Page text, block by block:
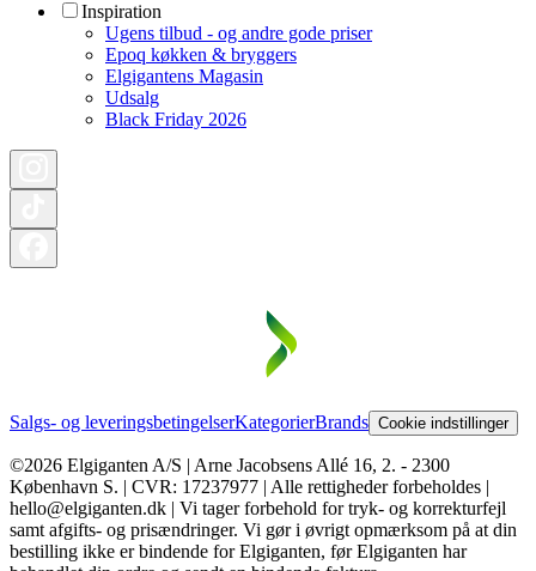
Inspiration
Ugens tilbud - og andre gode priser
Epoq køkken & bryggers
Elgigantens Magasin
Udsalg
Black Friday 2026
Salgs- og leveringsbetingelserKategorierBrands Cookie indstillinger
©2026 Elgiganten A/S | Arne Jacobsens Allé 16, 2. - 2300
København S. | CVR: 17237977 | Alle rettigheder forbeholdes |
hello@elgiganten.dk | Vi tager forbehold for tryk- og korrekturfejl
samt afgifts- og prisændringer. Vi gør i øvrigt opmærksom på at din
bestilling ikke er bindende for Elgiganten, før Elgiganten har